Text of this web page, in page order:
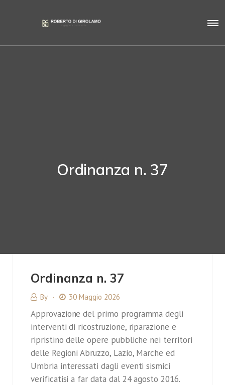
Ordinanza n. 37
Ordinanza n. 37
By 30 Maggio 2026
Approvazione del primo programma degli
interventi di ricostruzione, riparazione e
ripristino delle opere pubbliche nei territori
delle Regioni Abruzzo, Lazio, Marche ed
Umbria interessati dagli eventi sismici
verificatisi a far data dal 24 agosto 2016.